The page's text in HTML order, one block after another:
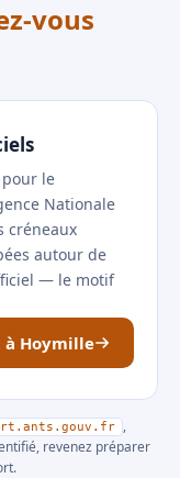
vous
le
Nationale
créneaux
autour de
— le motif
à Hoymille
,
revenez préparer